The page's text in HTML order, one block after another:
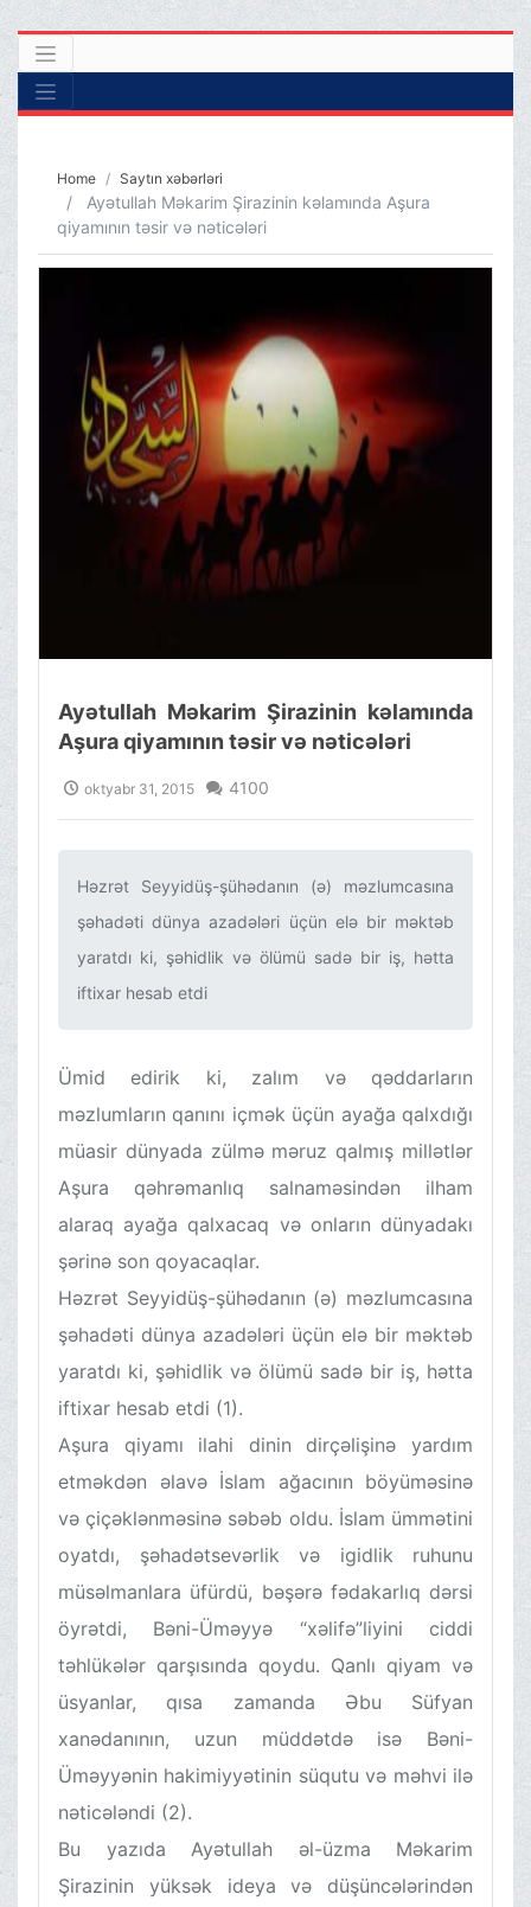
Home Saytın xəbərləri
Ayətullah Məkarim Şirazinin kəlamında Aşura
qiyamının təsir və nəticələri
Ayətullah Məkarim Şirazinin kəlamında
Aşura qiyamının təsir və nəticələri
oktyabr 31, 2015 4100
Həzrət Seyyidüş-şühədanın (ə) məzlumcasına
şəhadəti dünya azadələri üçün elə bir məktəb
yaratdı ki, şəhidlik və ölümü sadə bir iş, hətta
iftixar hesab etdi‌
Ümid edirik ki, zalım və qəddarların
məzlumların qanını içmək üçün ayağa qalxdığı
müasir dünyada zülmə məruz qalmış millətlər
Aşura qəhrəmanlıq salnaməsindən ilham
alaraq ayağa qalxacaq və onların dünyadakı
şərinə son qoyacaqlar.
Həzrət Seyyidüş-şühədanın (ə) məzlumcasına
şəhadəti dünya azadələri üçün elə bir məktəb
yaratdı ki, şəhidlik və ölümü sadə bir iş, hətta
iftixar hesab etdi (1).
Aşura qiyamı ilahi dinin dirçəlişinə yardım
etməkdən əlavə İslam ağacının böyüməsinə
və çiçəklənməsinə səbəb oldu. İslam ümmətini
oyatdı, şəhadətsevərlik və igidlik ruhunu
müsəlmanlara üfürdü, bəşərə fədakarlıq dərsi
öyrətdi, Bəni-Üməyyə “xəlifə”liyini ciddi
təhlükələr qarşısında qoydu. Qanlı qiyam və
üsyanlar, qısa zamanda Əbu Süfyan
xanədanının, uzun müddətdə isə Bəni-
Üməyyənin hakimiyyətinin süqutu və məhvi ilə
nəticələndi (2).
Bu yazıda Ayətullah əl-üzma Məkarim
Şirazinin yüksək ideya və düşüncələrindən